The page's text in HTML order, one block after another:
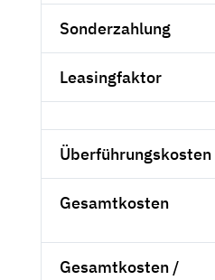
Sonderzahlung
Leasingfaktor
Überführungskosten
Gesamtkosten
Gesamtkosten /